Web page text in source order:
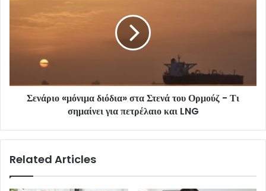
Σενάριο «μόνιμα διόδια» στα Στενά του Ορμούζ - Τι
σημαίνει για πετρέλαιο και LNG
Related Articles